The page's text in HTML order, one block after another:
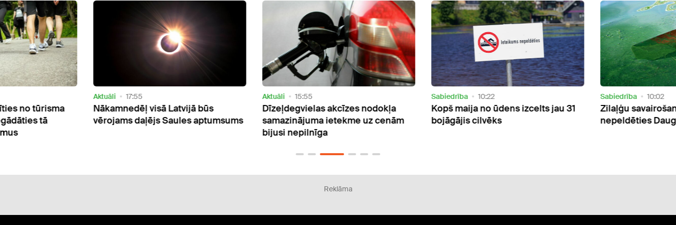
no tūrisma
tā
Aktuāli 17:55
Nākamnedēļ visā Latvijā būs
vērojams daļējs Saules aptumsums
Aktuāli 15:55
Dīzeļdegvielas akcīzes nodokļa
samazinājuma ietekme uz cenām
bijusi nepilnīga
Sabiedrība 10:22
Kopš maija no ūdens izcelts jau 31
bojāgājis cilvēks
Sabiedrība 10:02
Zilaļģu
nepeldēties
Reklāma